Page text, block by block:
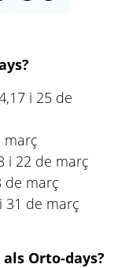
i 25 de
març
i 22 de març
de març
31 de març
Orto-days?